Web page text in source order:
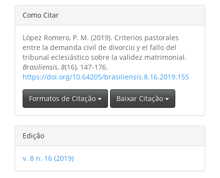
Detalhes
do
artigo
Como Citar
López Romero, P. M. (2019). Criterios pastorales
entre la demanda civil de divorcio y el fallo del
tribunal eclesiástico sobre la validez matrimonial.
Brasiliensis, 8(16), 147-176.
https://doi.org/10.64205/brasiliensis.8.16.2019.155
Formatos de Citação Baixar Citação
Edição
v. 8 n. 16 (2019)